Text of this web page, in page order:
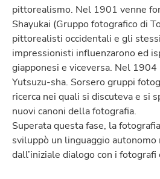
pittorealismo. Nel 1901 venne
Shayukai (Gruppo fotografico di
pittorealisti occidentali e gli
impressionisti influenzarono ed
giapponesi e viceversa. Nel 1904
Yutsuzu-sha. Sorsero gruppi
ricerca nei quali si discuteva e si
nuovi canoni della fotografia.
Superata questa fase, la
sviluppò un linguaggio autonomo
dall’iniziale dialogo con i fotografi